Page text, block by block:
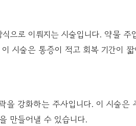
으로 이뤄지는 시술입니다. 약물
시술은 통증이 적고 회복 기간이
을 강화하는 주사입니다. 이 시술은
만들어낼 수 있습니다.